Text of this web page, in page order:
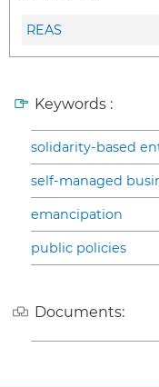
REAS
Keywords :
solidarity-based
self-managed
emancipation
public policies
Documents: